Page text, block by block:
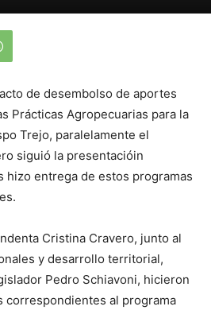
de desembolso de aportes
Prácticas Agropecuarias para la
Trejo, paralelamente el
siguió la presentacióin
hizo entrega de estos programas
Cristina Cravero, junto al
y desarrollo territorial,
Pedro Schiavoni, hicieron
correspondientes al programa